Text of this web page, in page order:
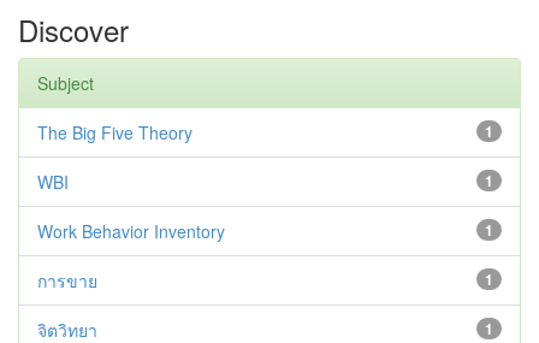
Discover
Subject
1
The Big Five Theory
1
WBI
1
Work Behavior Inventory
1
การขาย
1
จิตวิทยา